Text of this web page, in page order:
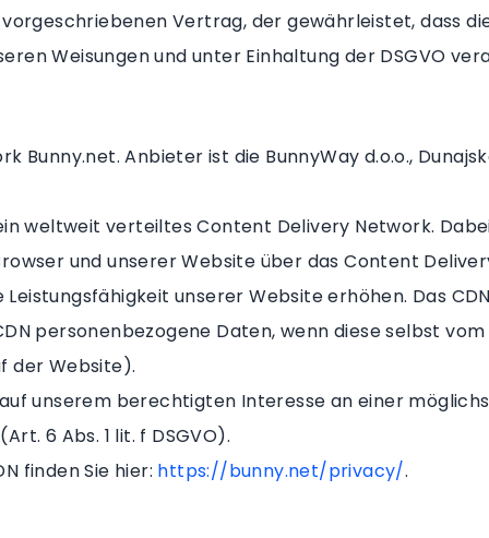
Vertrag, der gewährleistet, dass
Weisungen und unter Einhaltung der DSGVO
Bunny.net. Anbieter ist die BunnyWay d.o.o.,
weltweit verteiltes Content Delivery Network.
und unserer Website über das Content
unserer Website erhöhen. Das
personenbezogene Daten, wenn diese selbst
der Website).
unserem berechtigten Interesse an einer
6 Abs. 1 lit. f DSGVO).
finden Sie hier: https://bunny.net/privacy/.